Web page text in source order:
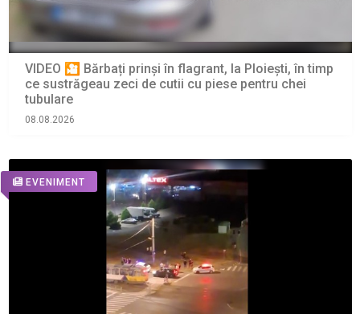
VIDEO 🎦 Bărbați prinși în flagrant, la Ploiești, în timp
ce sustrăgeau zeci de cutii cu piese pentru chei
tubulare
08.08.2026
EVENIMENT